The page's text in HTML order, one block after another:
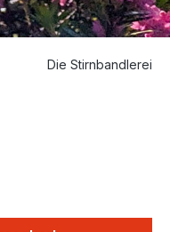
Die Stirnbandlerei